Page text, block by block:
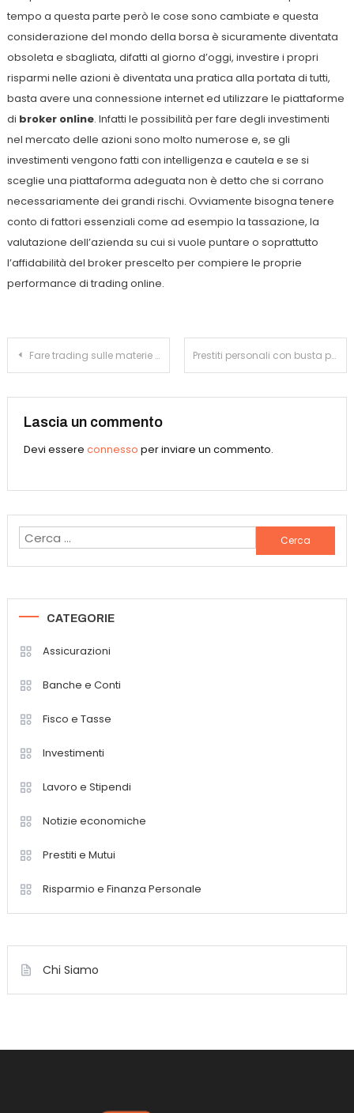
tempo a questa parte però le cose sono cambiate e questa
considerazione del mondo della borsa è sicuramente diventata
obsoleta e sbagliata, difatti al giorno d’oggi, investire i propri
risparmi nelle azioni è diventata una pratica alla portata di tutti,
basta avere una connessione internet ed utilizzare le piattaforme
di broker online. Infatti le possibilità per fare degli investimenti
nel mercato delle azioni sono molto numerose e, se gli
investimenti vengono fatti con intelligenza e cautela e se si
sceglie una piattaforma adeguata non è detto che si corrano
necessariamente dei grandi rischi. Ovviamente bisogna tenere
conto di fattori essenziali come ad esempio la tassazione, la
valutazione dell’azienda su cui si vuole puntare o soprattutto
l’affidabilità del broker prescelto per compiere le proprie
performance di trading online.
Navigazione
Fare trading sulle materie prime conviene Prestiti personali con busta paga a Napoli
Lascia un commento
Devi essere connesso per inviare un commento.
Ricerca
per:
CATEGORIE
Assicurazioni
Banche e Conti
Fisco e Tasse
Investimenti
Lavoro e Stipendi
Notizie economiche
Prestiti e Mutui
Risparmio e Finanza Personale
Chi Siamo